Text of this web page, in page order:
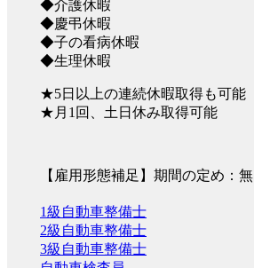
◆介護休暇
◆慶弔休暇
◆子の看病休暇
◆生理休暇
★5日以上の連続休暇取得も可能
★月1回、土日休み取得可能
【雇用形態補足】期間の定め：無
1級自動車整備士
2級自動車整備士
3級自動車整備士